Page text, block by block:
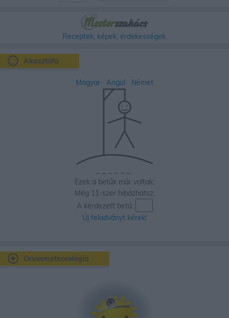
Orvosmeteorológia
Akasztófa
Magyar Angol Német
Ezek a betűk már voltak:
Még 11-szer hibázhatsz.
A kérdezett betű:
Új feladványt kérek!
Receptek, képek, érdekességek.